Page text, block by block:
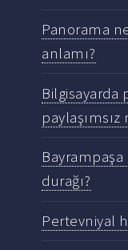
Panorama
anlamı?
Bilgisayarda
durağı?
Pertevniyal